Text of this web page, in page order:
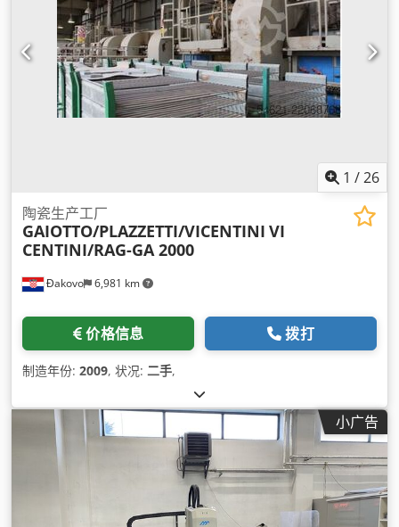
1 /26
Đakovo 6,981 km
陶瓷生产工厂
GAIOTTO/PLAZZETTI/VICENTINI VI
CENTINI/RAG-GA 2000
价格信息 拨打
制造年份: 2009, 状况: 二手,
小广告